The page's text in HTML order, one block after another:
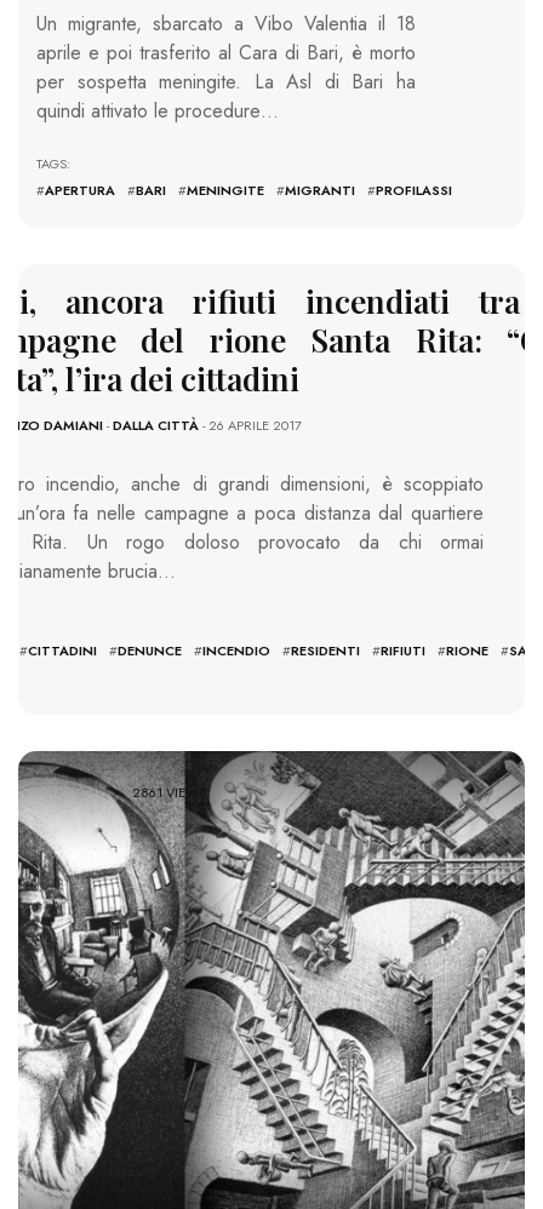
Un migrante, sbarcato a Vibo Valentia il 18
aprile e poi trasferito al Cara di Bari, è morto
per sospetta meningite. La Asl di Bari ha
quindi attivato le procedure…
TAGS:
#APERTURA #BARI #MENINGITE #MIGRANTI #PROFILASSI
ancora rifiuti incendiati tra
del rione Santa Rita:
l’ira dei cittadini
DAMIANI-DALLA CITTÀ- 26 APRILE 2017
incendio, anche di grandi dimensioni, è scoppiato
un’ora fa nelle campagne a poca distanza dal quartiere
Rita. Un rogo doloso provocato da chi ormai
brucia…
#CITTADINI #DENUNCE #INCENDIO #RESIDENTI #RIFIUTI #RIONE #
2861 VIEWS